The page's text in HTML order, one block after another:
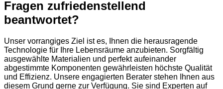
Fragen zufriedenstellend
beantwortet?
Unser vorrangiges Ziel ist es, Ihnen die herausragende
Technologie für Ihre Lebensräume anzubieten. Sorgfältig
ausgewählte Materialien und perfekt aufeinander
abgestimmte Komponenten gewährleisten höchste Qualität
und Effizienz. Unsere engagierten Berater stehen Ihnen aus
diesem Grund gerne zur Verfügung. Sie sind Experten auf